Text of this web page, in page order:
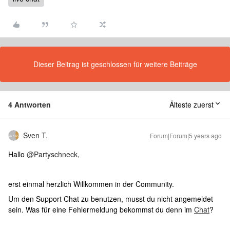
Dieser Beitrag ist geschlossen für weitere Beiträge
4 Antworten Älteste zuerst
Sven T. Forum|Forum|5 years ago
Hallo @Partyschneck,
erst einmal herzlich Willkommen in der Community.
Um den Support Chat zu benutzen, musst du nicht angemeldet
sein. Was für eine Fehlermeldung bekommst du denn im Chat?